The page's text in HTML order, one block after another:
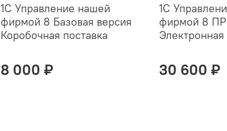
1С Управление нашей
фирмой 8 Базовая версия
Коробочная поставка
8 000 ₽
1С
фирмой 8
Электронная
30 600 ₽